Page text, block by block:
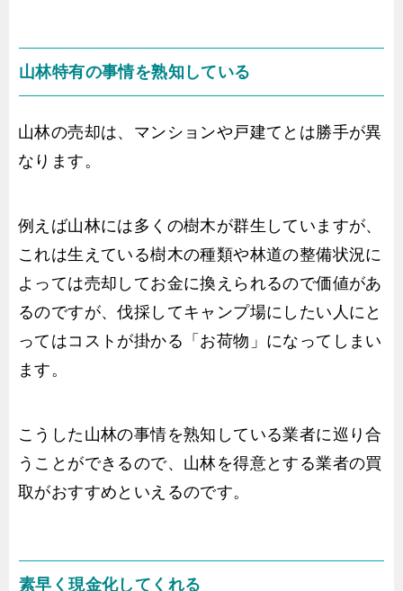
山林特有の事情を熟知している
山林の売却は、マンションや戸建てとは勝手が異
なります。
例えば山林には多くの樹木が群生していますが、
これは生えている樹木の種類や林道の整備状況に
よっては売却してお金に換えられるので価値があ
るのですが、伐採してキャンプ場にしたい人にと
ってはコストが掛かる「お荷物」になってしまい
ます。
こうした山林の事情を熟知している業者に巡り合
うことができるので、山林を得意とする業者の買
取がおすすめといえるのです。
素早く現金化してくれる